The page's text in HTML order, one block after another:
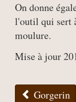
On donne
l'outil qui sert
moulure.
Mise à jour
Gorgerin